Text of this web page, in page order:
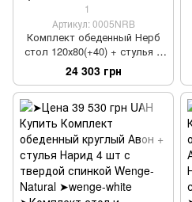
1
Артикул: 0005NRB
Комплект обеденный Нерб
стол 120х80(+40) + стулья 6
шт Крам орех 2
24 303 грн